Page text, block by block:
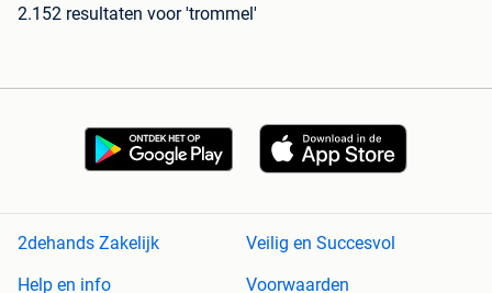
2.152 resultaten voor 'trommel'
2dehands Zakelijk
Veilig en Succesvol
Help en info
Voorwaarden